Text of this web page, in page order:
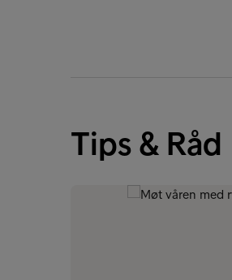
Tips & Råd